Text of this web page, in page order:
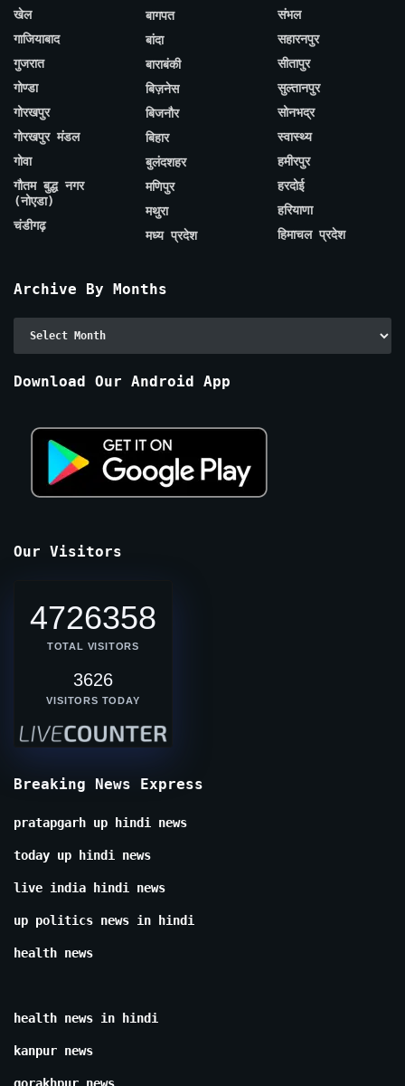
खेल
गाजियाबाद
गुजरात
गोण्डा
गोरखपुर
गोरखपुर मंडल
गोवा
गौतम बुद्ध नगर
(नोएडा)
चंडीगढ़
बागपत
बांदा
बाराबंकी
बिज़नेस
बिजनौर
बिहार
बुलंदशहर
मणिपुर
मथुरा
मध्य प्रदेश
संभल
सहारनपुर
सीतापुर
सुल्तानपुर
सोनभद्र
स्वास्थ्य
हमीरपुर
हरदोई
हरियाणा
हिमाचल प्रदेश
Archive By Months
Archive
Download Our Android App
Our Visitors
4726358
TOTAL VISITORS
3626
VISITORS TODAY
Breaking News Express
pratapgarh up hindi news
today up hindi news
live india hindi news
up politics news in hindi
health news
health news in hindi
kanpur news